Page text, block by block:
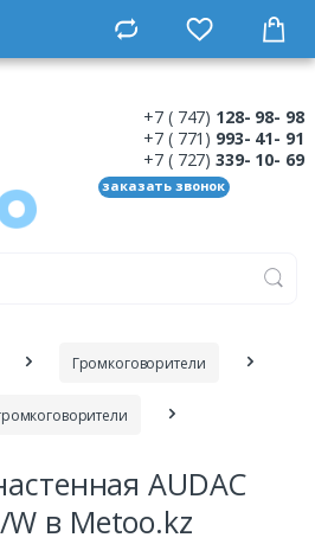
+7 ( 747) 128- 98- 98
+7 ( 771) 993- 41- 91
+7 ( 727) 339- 10- 69
заказать звонок
Громкоговорители
AUDAC
W в Metoo.kz